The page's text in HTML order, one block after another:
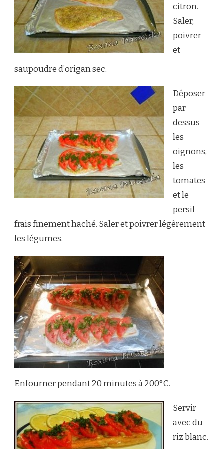
citron.
Saler,
poivrer
et
saupoudre d’origan sec.
Déposer
par
dessus
les
oignons,
les
tomates
et le
persil
frais finement haché. Saler et poivrer légèrement
les légumes.
Enfourner pendant 20 minutes à 200°C.
Servir
avec du
riz blanc.